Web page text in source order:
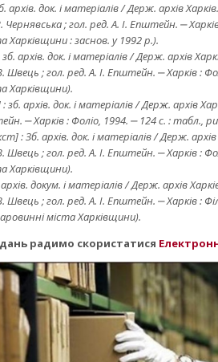
архів. док. і матеріалів / Держ. архів
; гол. ред. А. І. Епштейн. ‒
Хаpкiвщини : заснов. у 1992 р.).
архів. док. і матеріалів / Держ. архів
; гол. ред. А. І. Епштейн. ‒ Харків :
Хаpкiвщини).
зб. архів. док. і матеріалів / Держ. архів
‒ Харків : Фоліо, 1994. ‒ 124 с. : табл.,
: Зб. архів. док. і матеріалів / Держ.
; гол. ред. А. І. Епштейн. ‒ Харків :
Хаpкiвщини).
докум. і матеріалів / Держ. архів
; гол. ред. А. І. Епштейн. ‒ Харків :
мiста Хаpкiвщини).
радимо скористатися